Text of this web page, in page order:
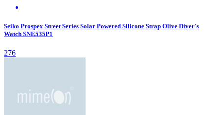
Seiko Prospex Street Series Solar Powered Silicone Strap Olive Diver's
Watch SNE535P1
276